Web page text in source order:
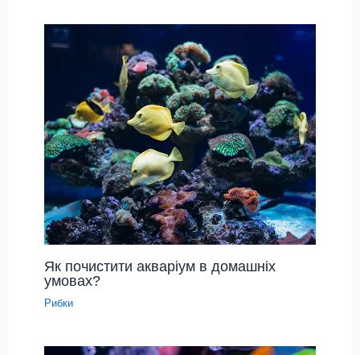
Як почистити акваріум в домашніх
умовах?
Рибки